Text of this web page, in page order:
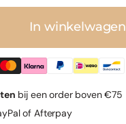
In winkelwagen
bij een order boven €75
of Afterpay